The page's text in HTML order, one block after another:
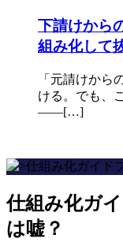
下請けから
組み化して
「元請けから
ける。でも、
——[…]
仕組み化ガ
は嘘？